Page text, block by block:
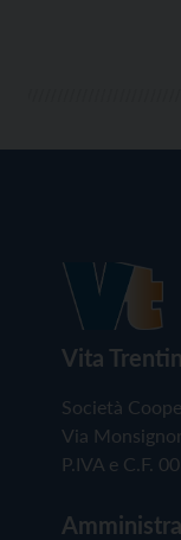
Vita
Società
Via
P.IVA e C.F.